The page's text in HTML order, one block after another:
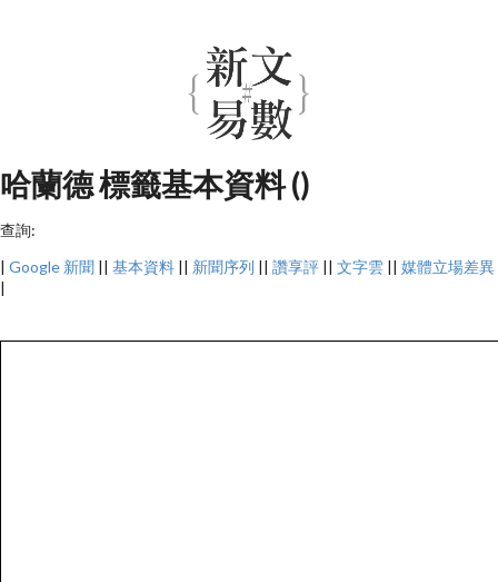
哈蘭德 標籤基本資料 ()
查詢:
| Google 新聞 || 基本資料 || 新聞序列 || 讚享評 || 文字雲 || 媒體立場差異
|